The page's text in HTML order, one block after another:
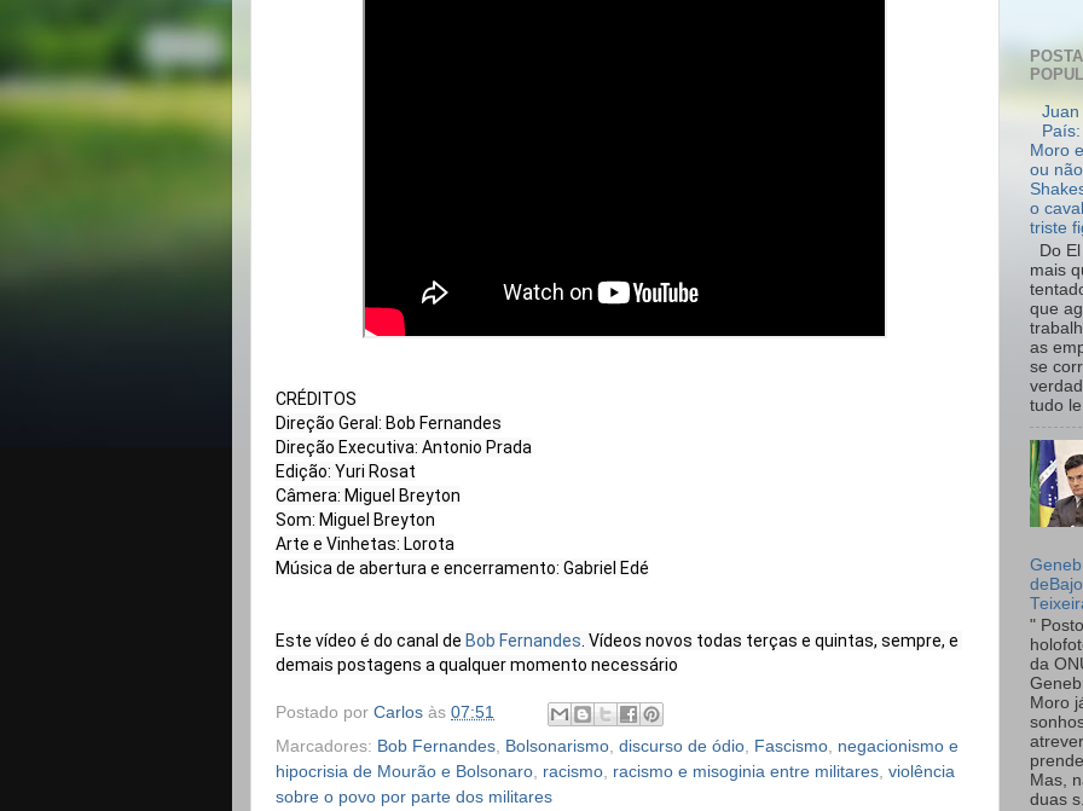
CRÉDITOS
Direção Geral: Bob Fernandes
Direção Executiva: Antonio Prada
Edição: Yuri Rosat
Câmera: Miguel Breyton
Som: Miguel Breyton
Arte e Vinhetas: Lorota
Música de abertura e encerramento: Gabriel Edé
Este vídeo é do canal de Bob Fernandes . Vídeos novos todas terças e quintas, sempre, e
demais postagens a qualquer momento necessário
Postado por Carlos às 07:51
Marcadores: Bob Fernandes, Bolsonarismo, discurso de ódio, Fascismo, negacionismo e
hipocrisia de Mourão e Bolsonaro, racismo, racismo e misoginia entre militares, violência
sobre o povo por parte dos militares
Juan
Moro
ou
o
triste
Do
mais
que
as
se
tudo
"
da
Moro
Mas,
duas